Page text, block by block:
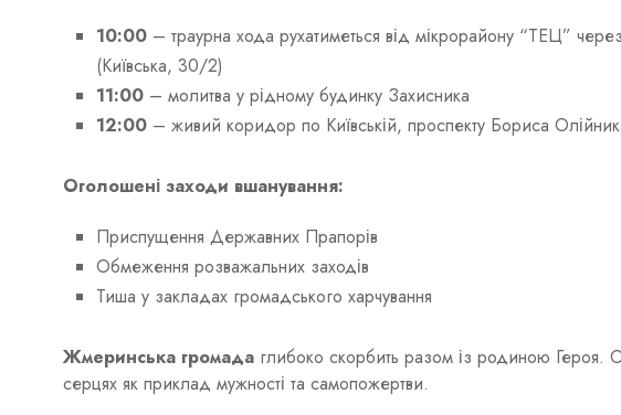
10:00 – траурна хода рухатиметься від мікрорайону “ТЕЦ”
(Київська, 30/2)
11:00 – молитва у рідному будинку Захисника
12:00 – живий коридор по Київській, проспекту Бориса
Оголошені заходи вшанування:
Приспущення Державних Прапорів
Обмеження розважальних заходів
Тиша у закладах громадського харчування
Жмеринська громада глибоко скорбить разом із родиною
серцях як приклад мужності та самопожертви.